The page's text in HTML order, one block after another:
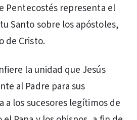
Pentecostés representa el
Santo sobre los apóstoles,
de Cristo.
la unidad que Jesús
al Padre para sus
a los sucesores legítimos de